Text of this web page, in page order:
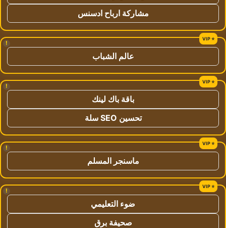
مشاركة ارباح ادسنس
!
عالم الشباب
!
باقة باك لينك
تحسين SEO سلة
!
ماسنجر المسلم
!
ضوء التعليمي
صحيفة برق